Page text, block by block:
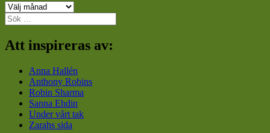
Arkiv
Sök
efter:
Att inspireras av:
Anna Hallén
Anthony Robins
Robin Sharma
Sanna Ehdin
Under vårt tak
Zarahs sida